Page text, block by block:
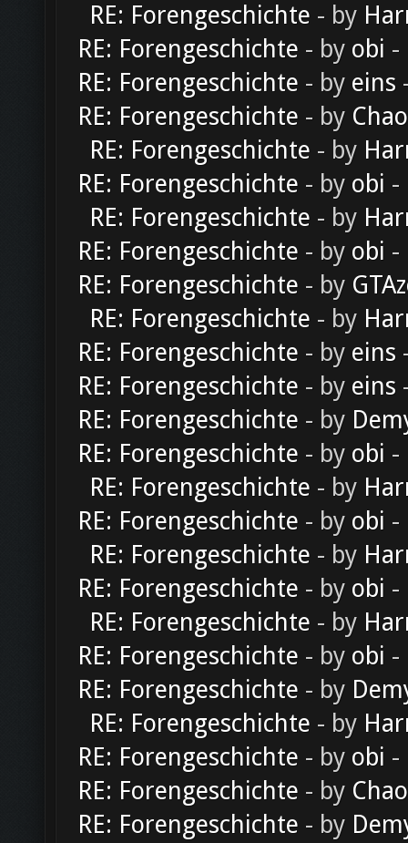
RE: Forengeschichte - by
RE: Forengeschichte - by obi -
RE: Forengeschichte - by eins
RE: Forengeschichte - by
RE: Forengeschichte - by
RE: Forengeschichte - by obi -
RE: Forengeschichte - by
RE: Forengeschichte - by obi -
RE: Forengeschichte - by
RE: Forengeschichte - by
RE: Forengeschichte - by eins
RE: Forengeschichte - by eins
RE: Forengeschichte - by
RE: Forengeschichte - by obi -
RE: Forengeschichte - by
RE: Forengeschichte - by obi -
RE: Forengeschichte - by
RE: Forengeschichte - by obi -
RE: Forengeschichte - by
RE: Forengeschichte - by obi -
RE: Forengeschichte - by
RE: Forengeschichte - by
RE: Forengeschichte - by obi -
RE: Forengeschichte - by
RE: Forengeschichte - by